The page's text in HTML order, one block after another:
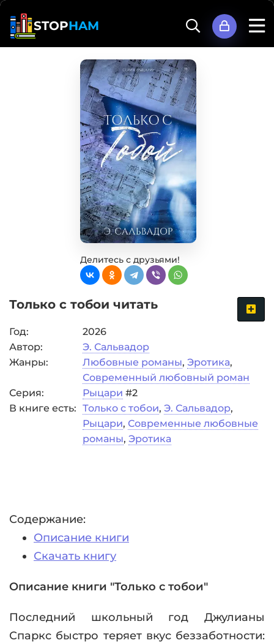
STOPHAM
Делитесь с друзьями!
Только с тобои читать
Год:
2026
Автор:
Э. Сальвадор
Жанры:
Любовные романы, Эротика,
Современный любовный роман
Серия:
Рыцари #2
В книге есть: Только с тобои, Э. Сальвадор,
Рыцари, Современные любовные
романы, Эротика
Содержание:
Описание книги
Скачать книгу
Описание книги "Только с тобои"
Последний школьный год Джулианы
Спаркс быстро теряет вкус беззаботности: